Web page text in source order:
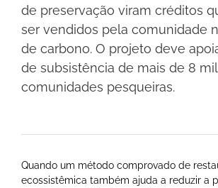
de preservação viram créditos
ser vendidos pela comunidade
de carbono. O projeto deve
de subsistência de mais de 8
comunidades pesqueiras.
Quando um método comprovado de
ecossistêmica também ajuda a reduzir a